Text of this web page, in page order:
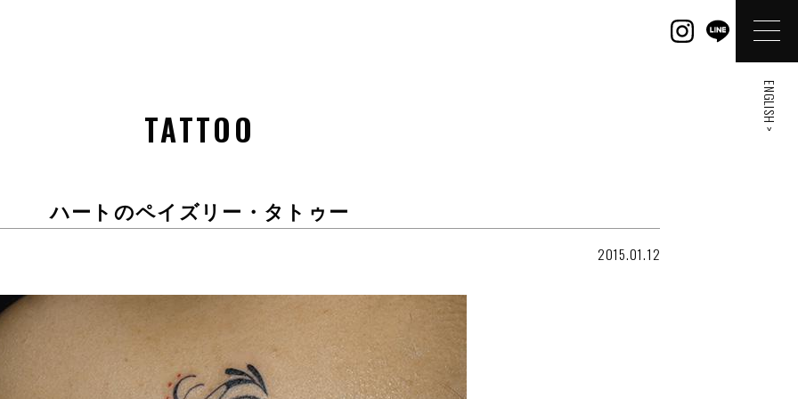
TATTOO
ハートのペイズリー・タトゥー
2015.01.12
ENGLISH >